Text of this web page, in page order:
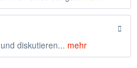
diskutieren... mehr